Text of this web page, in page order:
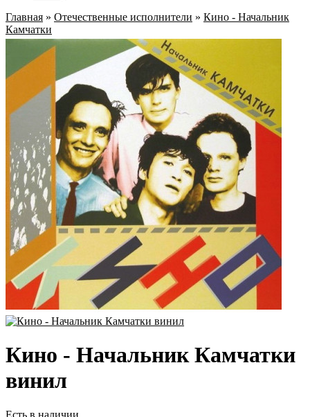
Главная » Отечественные исполнители » Кино - Начальник
Камчатки
Кино - Начальник Камчатки
винил
Есть в наличии